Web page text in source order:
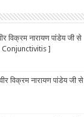
विक्रम नारायण पांडेय जी से
]
विक्रम नारायण पांडेय जी से